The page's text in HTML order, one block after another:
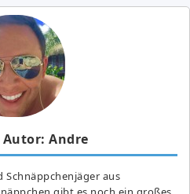
Autor: Andre
aus